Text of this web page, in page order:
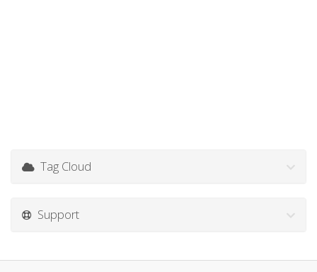
Tag Cloud
Support